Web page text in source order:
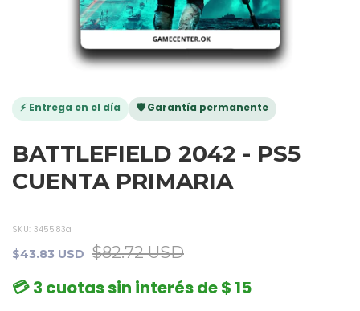
⚡ Entrega en el día 🛡️ Garantía permanente
BATTLEFIELD 2042 - PS5
CUENTA PRIMARIA
SKU: 345583a
$43.83 USD $82.72 USD
💳 3 cuotas sin interés de $ 15